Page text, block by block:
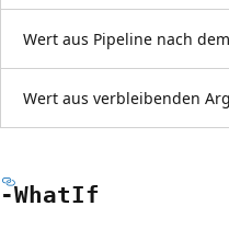
Wert aus Pipeline nach
Wert aus verbleibenden
-WhatIf